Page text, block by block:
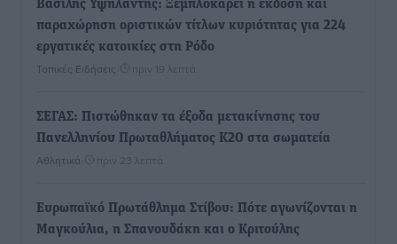
Βασίλης Υψηλάντης: Ξεμπλοκάρει η έκδοση και
παραχώρηση οριστικών τίτλων κυριότητας για 224
εργατικές κατοικίες στη Ρόδο
Τοπικές Ειδήσεις πριν 19 λεπτά
ΣΕΓΑΣ: Πιστώθηκαν τα έξοδα μετακίνησης του
Πανελληνίου Πρωταθλήματος Κ20 στα σωματεία
Αθλητικά πριν 23 λεπτά
Ευρωπαϊκό Πρωτάθλημα Στίβου: Πότε αγωνίζονται η
Μαγκούλια, η Σπανουδάκη και ο Κριτούλης